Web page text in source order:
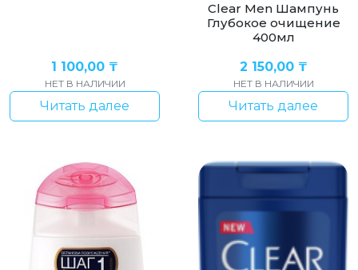
1 100,00 ₸
НЕТ В НАЛИЧИИ
Читать далее
Clear Men Шампунь
Глубокое очищение
400мл
2 150,00 ₸
НЕТ В НАЛИЧИИ
Читать далее